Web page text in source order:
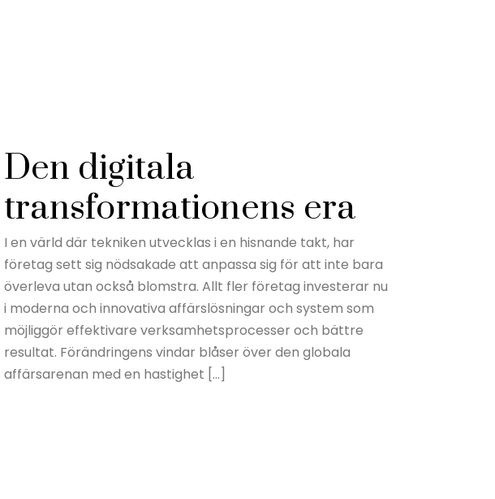
Den digitala
transformationens era
I en värld där tekniken utvecklas i en hisnande takt, har
företag sett sig nödsakade att anpassa sig för att inte bara
överleva utan också blomstra. Allt fler företag investerar nu
i moderna och innovativa affärslösningar och system som
möjliggör effektivare verksamhetsprocesser och bättre
resultat. Förändringens vindar blåser över den globala
affärsarenan med en hastighet […]